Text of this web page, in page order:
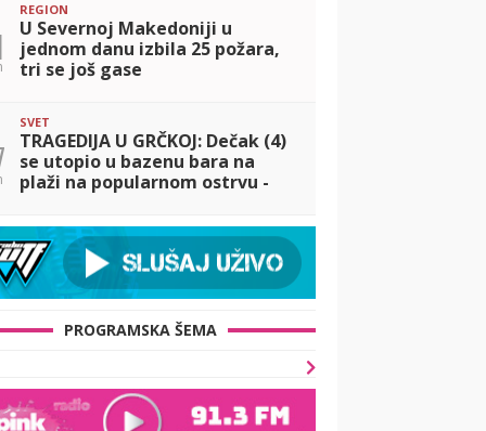
REGION
U Severnoj Makedoniji u
jednom danu izbila 25 požara,
tri se još gase
SVET
TRAGEDIJA U GRČKOJ: Dečak (4)
se utopio u bazenu bara na
plaži na popularnom ostrvu -
UHAPŠENI
PROGRAMSKA ŠEMA